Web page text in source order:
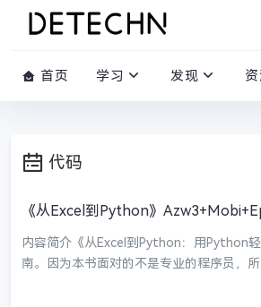
首页 学习 发现
代码
《从Excel到Python》
内容简介《从Excel到Python：用Python
南。因为本书面对的不是专业的程序员，